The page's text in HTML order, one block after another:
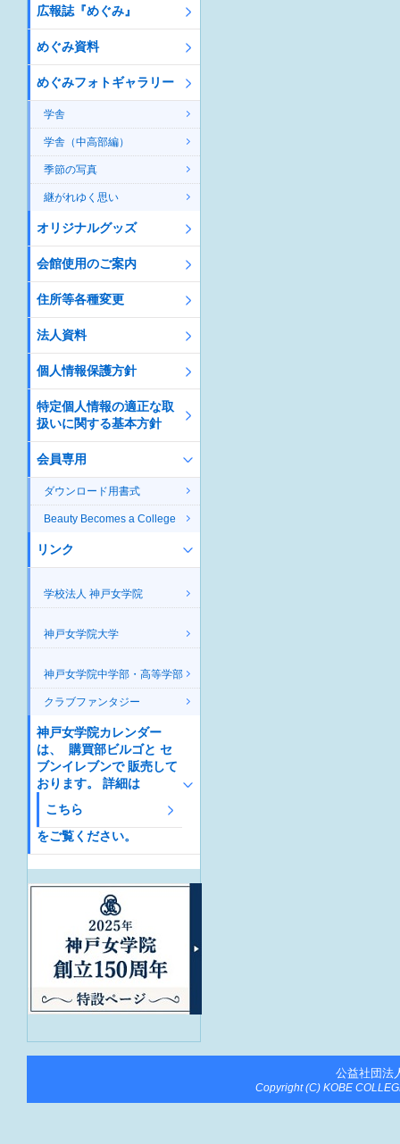
広報誌『めぐみ』
めぐみ資料
めぐみフォトギャラリー
学舎
学舎（中高部編）
季節の写真
継がれゆく思い
オリジナルグッズ
会館使用のご案内
住所等各種変更
法人資料
個人情報保護方針
特定個人情報の適正な取
扱いに関する基本方針
会員専用
ダウンロード用書式
Beauty Becomes a College
リンク
学校法人 神戸女学院
神戸女学院大学
神戸女学院中学部・高等学部
クラブファンタジー
神戸女学院カレンダー
は、 購買部ビルゴと セ
ブンイレブンで 販売して
おります。 詳細は
こちら
をご覧ください。
公益社団法
Copyright (C) KOBE